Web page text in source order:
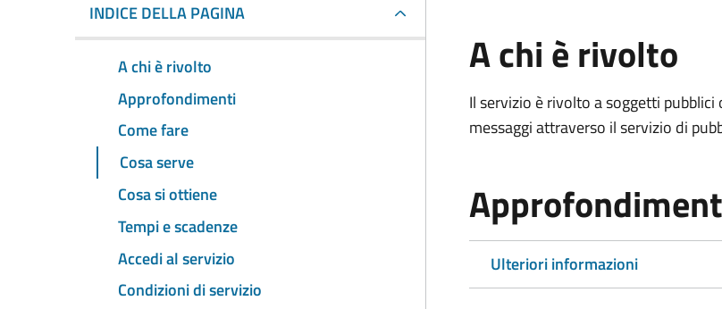
INDICE DELLA PAGINA
A chi è rivolto
Approfondimenti
Come fare
Cosa serve
Cosa si ottiene
Tempi e scadenze
Accedi al servizio
Condizioni di servizio
A chi è rivolto
Il servizio è rivolto a soggetti
messaggi attraverso il servizio di
Ulteriori informazioni